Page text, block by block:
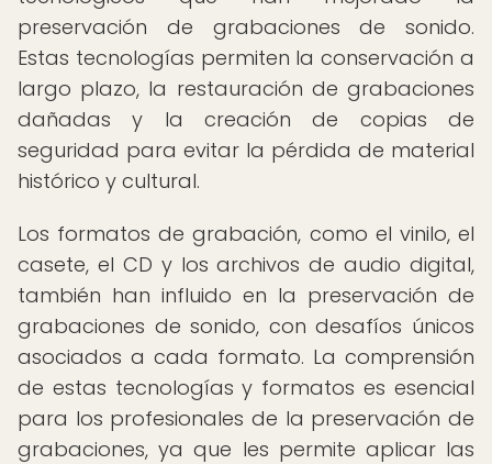
preservación de grabaciones de sonido.
Estas tecnologías permiten la conservación a
largo plazo, la restauración de grabaciones
dañadas y la creación de copias de
seguridad para evitar la pérdida de material
histórico y cultural.
Los formatos de grabación, como el vinilo, el
casete, el CD y los archivos de audio digital,
también han influido en la preservación de
grabaciones de sonido, con desafíos únicos
asociados a cada formato. La comprensión
de estas tecnologías y formatos es esencial
para los profesionales de la preservación de
grabaciones, ya que les permite aplicar las